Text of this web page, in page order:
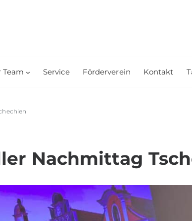
Team Service Förderverein Kontakt
Nachmittag